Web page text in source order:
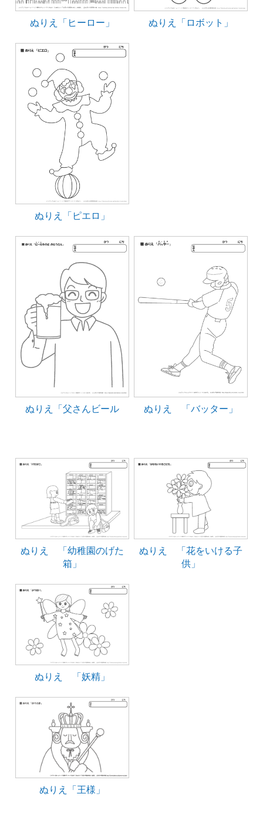
ぬりえ「ヒーロー」 ぬりえ「ロボット」
ぬりえ「ピエロ」
ぬりえ「父さんビール ぬりえ 「バッター」
ぬりえ 「幼稚園のげた
箱」
ぬりえ 「花をいける子
供」
ぬりえ 「妖精」
ぬりえ「王様」